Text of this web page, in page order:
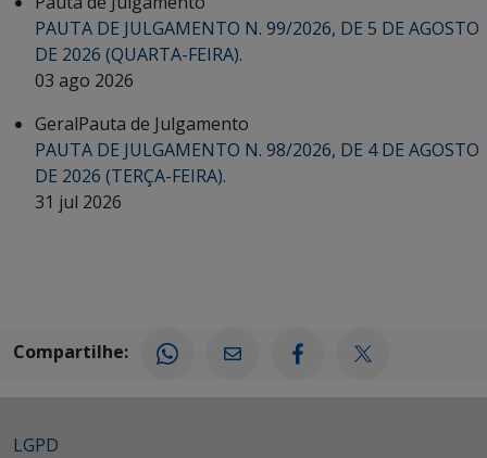
PAUTA DE JULGAMENTO N. 99/2026, DE 5 DE AGOSTO
DE 2026 (QUARTA-FEIRA).
03 ago 2026
GeralPauta de Julgamento
PAUTA DE JULGAMENTO N. 98/2026, DE 4 DE AGOSTO
DE 2026 (TERÇA-FEIRA).
31 jul 2026
Compartilhe:
LGPD